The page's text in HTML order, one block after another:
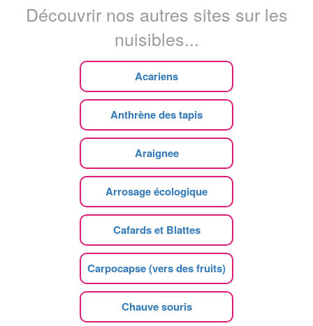
Découvrir nos autres sites sur les
nuisibles...
Acariens
Anthrène des tapis
Araignee
Arrosage écologique
Cafards et Blattes
Carpocapse (vers des fruits)
Chauve souris